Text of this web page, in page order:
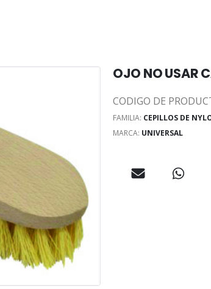
OJO NO USAR
CODIGO DE
FAMILIA: CEPILLOS DE
MARCA: UNIVERSAL